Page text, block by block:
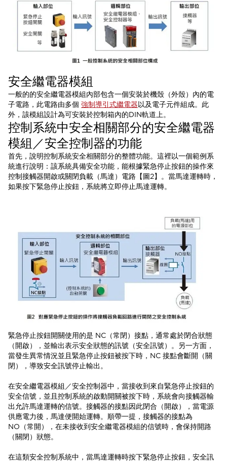
安全繼電器模組
一般的的安全繼電器模組內部包含一個安裝於機殼（外殼）內的電
子電路，此電路由多個 強制導引式繼電器以及電子元件組成。此
外，該模組設計為可安裝於控制箱內的DIN軌道上。
控制系統中安全相關部分的安全繼電器
模組／安全控制器的功能
首先，說明控制系統安全相關部分的整體功能。這裡以一個範例系
統進行說明：該系統具備安全功能，能根據緊急停止按鈕的操作來
控制接觸器開啟或關閉負載（馬達）電路【圖2】。當馬達運轉時，
如果按下緊急停止按鈕，系統將立即停止馬達運轉。
緊急停止按鈕開關使用的是 NC（常閉）接點，通常處於閉合狀態
（開啟），並輸出表示安全狀態的訊號（安全訊號）。另一方面，
當發生異常情況並且緊急停止按鈕被按下時，NC 接點會斷開（關
閉），導致安全訊號停止輸出。
在安全繼電器模組／安全控制器中，當接收到來自緊急停止按鈕的
安全信號，並且控制系統的啟動開關被按下時，系統會向接觸器輸
出允許馬達運轉的信號。接觸器的接點因此閉合（開啟），當電源
供應電力後，馬達便開始運轉。順帶一提，接觸器的接點為
NO（常開），在未接收到安全繼電器模組的信號時，會保持開路
（關閉）狀態。
在這類安全控制系統中，當馬達運轉時按下緊急停止按鈕，安全訊